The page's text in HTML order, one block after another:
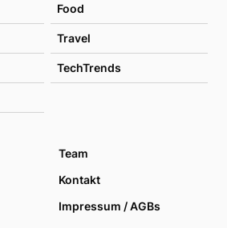
Food
Travel
TechTrends
Team
Kontakt
Impressum / AGBs